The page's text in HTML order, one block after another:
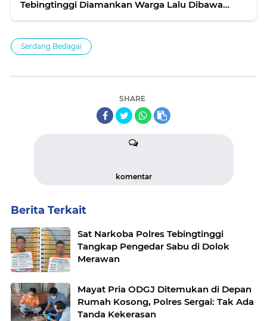
Tebingtinggi Diamankan Warga Lalu Dibawa
Serdang Bedagai
SHARE
komentar
Berita Terkait
Sat Narkoba Polres Tebingtinggi
Tangkap Pengedar Sabu di Dolok
Merawan
Mayat Pria ODGJ Ditemukan di Depan
Rumah Kosong, Polres Sergai: Tak Ada
Tanda Kekerasan